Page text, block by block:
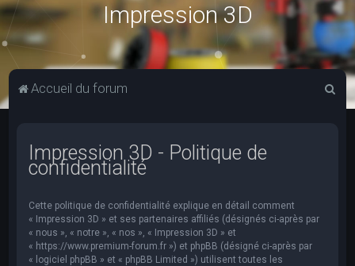
Impression 3D
Accueil du forum
Impression 3D - Politique de
confidentialité
Cette politique de confidentialité explique en détail comment
« Impression 3D » et ses partenaires affiliés (désignés ci-après par
« nous », « notre », « nos », « Impression 3D » et
« https://www.premium-forum.fr ») et phpBB (désigné ci-après par
« logiciel phpBB » et « phpBB Limited ») utilisent toutes les